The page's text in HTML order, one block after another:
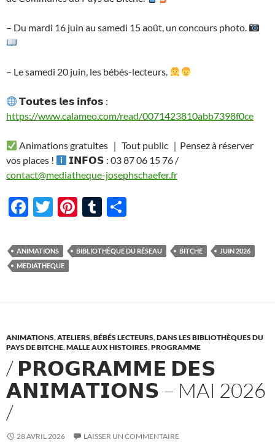
– Du mardi 16 juin au samedi 15 août, un concours photo.
– Le samedi 20 juin, les bébés-lecteurs.
𝗧𝗼𝘂𝘁𝗲𝘀 𝗹𝗲𝘀 𝗶𝗻𝗳𝗼𝘀 :
https://www.calameo.com/read/0071423810abb7398f0ce
Animations gratuites ｜ Tout public ｜Pensez à réserver
vos places !
𝗜𝗡𝗙𝗢𝗦 : 03 87 06 15 76 /
contact@mediatheque-josephschaefer.fr
F
e
b
o
T
itt
er
Pi
er
T
m ta
ANIMATIONS BIBLIOTHÈQUE DU RÉSEAU BITCHE
JUIN 2026
MEDIATHEQUE
ANIMATIONS,ATELIERS,BÉBÉS LECTEURS,DANS LES BIBLIOTHÈQUES DU
PAYS DE BITCHE,MALLE AUX HISTOIRES,PROGRAMME
/ 𝗣𝗥𝗢𝗚𝗥𝗔𝗠𝗠𝗘 𝗗𝗘𝗦
𝗔𝗡𝗜𝗠𝗔𝗧𝗜𝗢𝗡𝗦 – MAI 2026
/
28 AVRIL 2026 LAISSER UN COMMENTAIRE